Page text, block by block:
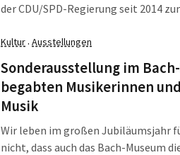
der CDU/SPD-Regierung seit 2014
Aber irgendwie blieb's doch wieder
Allgemeine Deutsche Fahrrad-Club
Kultur· Ausstellungen
Sonderausstellung im
begabten Musikerinnen
Musik
Wir leben im großen Jubiläumsjahr
nicht, dass auch das Bach-Museum